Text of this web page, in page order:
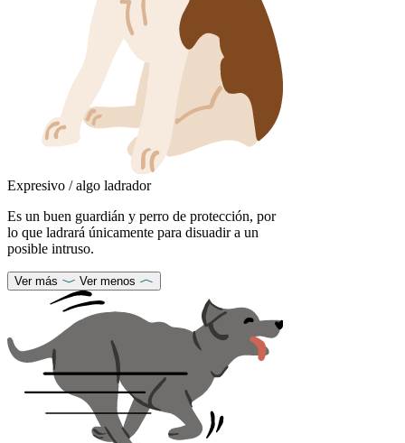
Expresivo / algo ladrador
Es un buen guardián y perro de protección, por
lo que ladrará únicamente para disuadir a un
posible intruso.
Ver más Ver menos